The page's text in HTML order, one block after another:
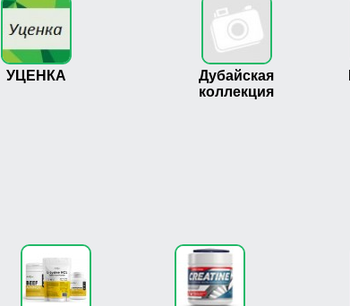
УЦЕНКА
Дубайская
коллекция